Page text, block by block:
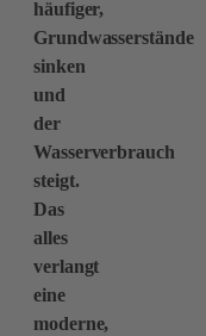
häufiger,
Grundwasserstände
sinken
und
der
Wasserverbrauch
steigt.
Das
alles
verlangt
eine
moderne,